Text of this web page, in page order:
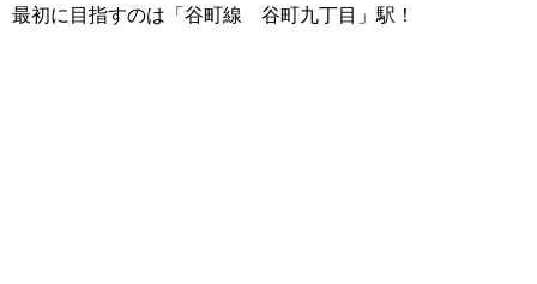
最初に目指すのは「谷町線 谷町九丁目」駅！